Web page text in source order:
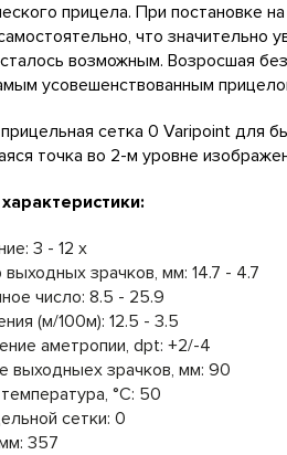
прицела. При постановке
что значительно
возможным. Возросшая
усовешенствованным
сетка 0 Varipoint для
точка во 2-м уровне
3 - 12 x
зрачков, мм: 14.7 - 4.7
число: 8.5 - 25.9
(м/100м): 12.5 - 3.5
аметропии, dpt: +2/-4
выходныех зрачков, мм: 90
°C: 50
сетки: 0
357